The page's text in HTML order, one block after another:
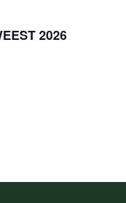
2026